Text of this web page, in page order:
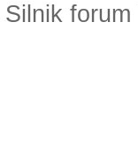
Silnik forum